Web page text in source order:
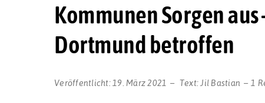
Kommunen Sorgen
Dortmund betroffen
Veröffentlicht: 19. März 2021 Text: Jil Bastian 1